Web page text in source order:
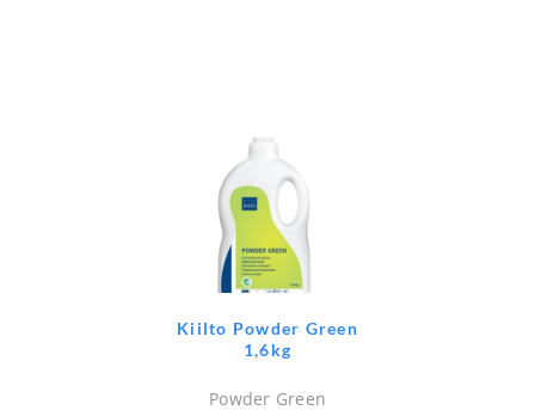
Kiilto Powder Green
1,6kg
Powder Green